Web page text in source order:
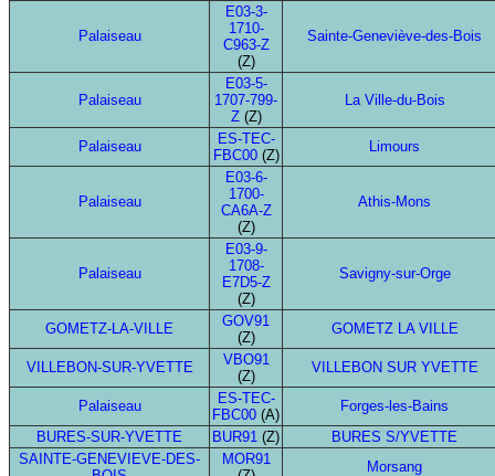
Palaiseau
E03-3-
1710-
C963-Z
(Z)
Sainte-Geneviève-des-Bois
Palaiseau
E03-5-
1707-799-
Z(Z)
La Ville-du-Bois
Palaiseau
ES-TEC-
FBC00(Z)
Limours
Palaiseau
E03-6-
1700-
CA6A-Z
(Z)
Athis-Mons
Palaiseau
E03-9-
1708-
E7D5-Z
(Z)
Savigny-sur-Orge
GOMETZ-LA-VILLE
GOV91
(Z)
GOMETZ LA VILLE
VILLEBON-SUR-YVETTE
VBO91
(Z)
VILLEBON SUR YVETTE
Palaiseau
ES-TEC-
FBC00 (A)
Forges-les-Bains
BURES-SUR-YVETTE
BUR91 (Z)
BURES S/YVETTE
SAINTE-GENEVIEVE-DES-
MOR91
Morsang